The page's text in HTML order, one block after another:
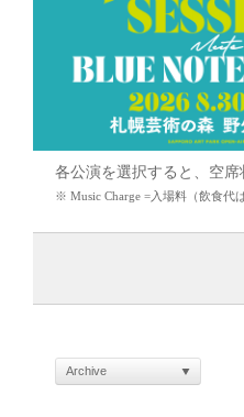
各公演を選択すると、空
※ Music Charge =入場料（飲食
Archive